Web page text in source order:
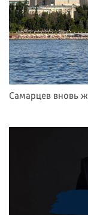
Самарцев вновь